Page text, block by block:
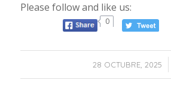
Please follow and like us:
0
28 OCTUBRE, 2025
/